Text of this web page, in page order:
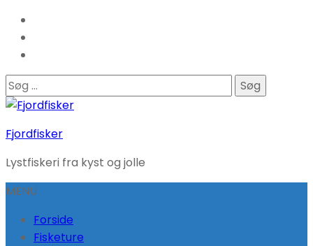
Søg
efter:
Fjordfisker
Lystfiskeri fra kyst og jolle
MENU
Forside
Fisketure